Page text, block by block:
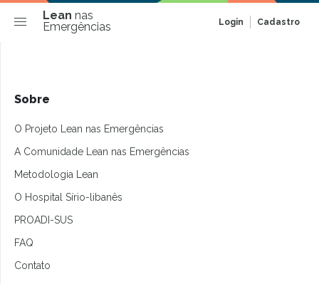
Lean nas
Emergências
Login Cadastro
Sobre
O Projeto Lean nas Emergências
A Comunidade Lean nas Emergências
Metodologia Lean
O Hospital Sírio-libanês
PROADI-SUS
FAQ
Contato